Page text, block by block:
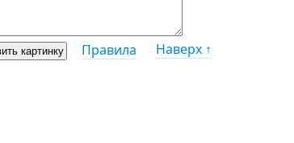
Правила Наверх ↑